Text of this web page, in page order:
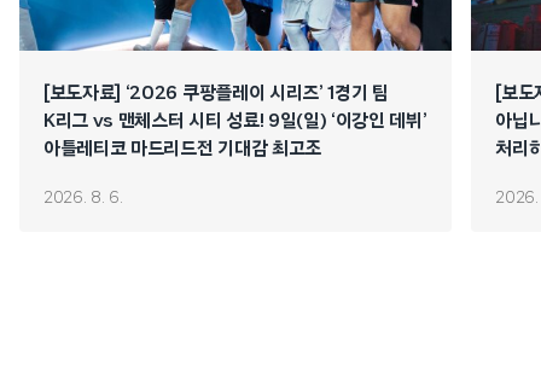
[보도자료] ‘2026 쿠팡플레이 시리즈’ 1경기 팀
K리그 vs 맨체스터 시티 성료! 9일(일) ‘이강인 데뷔’
아틀레티코 마드리드전 기대감 최고조
2026. 8. 6.
[보
아닙
처리
2026.